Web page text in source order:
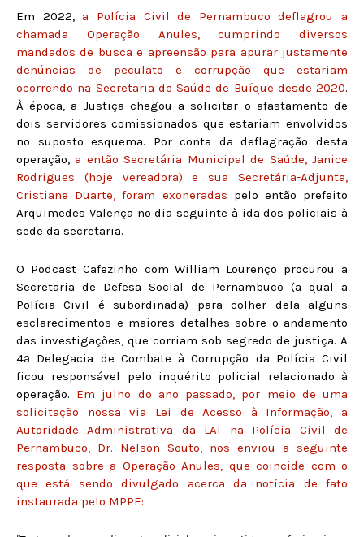
Em 2022,a Polícia Civil de Pernambuco deflagrou a
chamada Operação Anules, cumprindo diversos
mandados de busca e apreensão para apurar justamente
denúncias de peculato e corrupção que estariam
ocorrendo na Secretaria de Saúde de Buíque desde 2020.
À época, a Justiça chegou a solicitar o afastamento de
dois servidores comissionados que estariam envolvidos
no suposto esquema. Por conta da deflagração desta
operação,a então Secretária Municipal de Saúde, Janice
Rodrigues (hoje vereadora) e sua Secretária-Adjunta,
Cristiane Duarte, foram exoneradas pelo então prefeito
Arquimedes Valença no dia seguinte à ida dos policiais à
sede da secretaria.
O Podcast Cafezinho com William Lourenço procurou a
Secretaria de Defesa Social de Pernambuco (a qual a
Polícia Civil é subordinada) para colher dela alguns
esclarecimentos e maiores detalhes sobre o andamento
das investigações, que corriam sob segredo de justiça. A
4ª Delegacia de Combate à Corrupção da Polícia Civil
ficou responsável pelo inquérito policial relacionado à
operação. Em julho do ano passado, por meio de uma
solicitação nossa via Lei de Acesso à Informação, a
Autoridade Administrativa da LAI na Polícia Civil de
Pernambuco, Dr. Nelson Souto, nos enviou a seguinte
resposta sobre a Operação Anules, que coincide com o
que está sendo divulgado acerca da notícia de fato
instaurada pelo MPPE: